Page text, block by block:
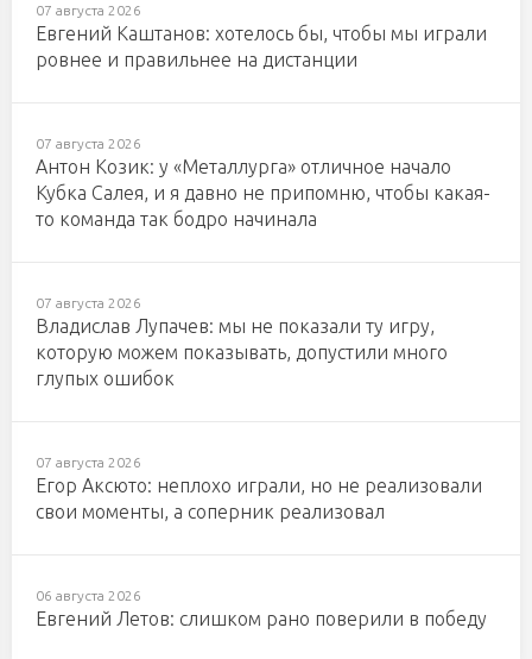
07 августа 2026
Евгений Каштанов: хотелось бы, чтобы мы играли
ровнее и правильнее на дистанции
07 августа 2026
Антон Козик: у «Металлурга» отличное начало
Кубка Салея, и я давно не припомню, чтобы какая-
то команда так бодро начинала
07 августа 2026
Владислав Лупачев: мы не показали ту игру,
которую можем показывать, допустили много
глупых ошибок
07 августа 2026
Егор Аксюто: неплохо играли, но не реализовали
свои моменты, а соперник реализовал
06 августа 2026
Евгений Летов: слишком рано поверили в победу